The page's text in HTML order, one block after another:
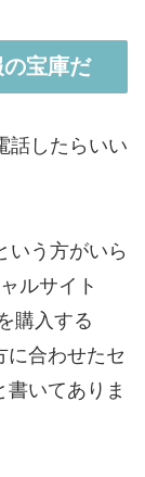
宝庫だ
話したらいい
いう方がいら
ルサイト
購入する
に合わせたセ
書いてありま